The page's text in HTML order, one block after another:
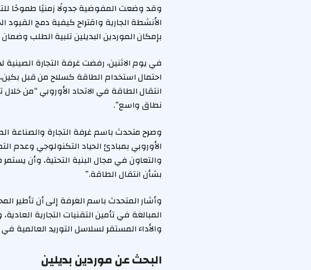
بإمكان الموردين البديلين تلبية الطلب
احتمال استخدام الطاقة كسلاح من قبل
انتقال الطاقة في الاتحاد الأوروبي “من
نطاق واسع”.
الأوروبي بمبادئ الحياد التكنولوجي وعدم
والتعاون في مجال البنية التحتية، وأن
بشأن انتقال الطاقة.”
وأشار المتحدث باسم الغرفة إلى أن تأطير
المبالغة في تأمين التقنيات التجارية
والأداء المستقر لسلاسل التوريد العالمية
البحث عن موردين بديلين